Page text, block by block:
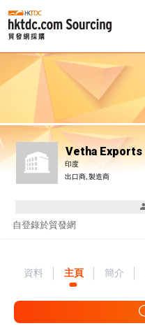
Vetha Exports
印度
出口商, 製造商
自登錄於貿發網
資料 主頁 簡介